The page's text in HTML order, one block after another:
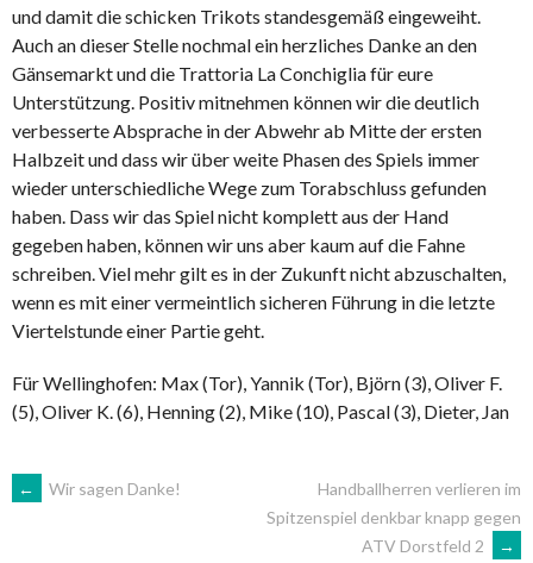
und damit die schicken Trikots standesgemäß eingeweiht.
Auch an dieser Stelle nochmal ein herzliches Danke an den
Gänsemarkt und die Trattoria La Conchiglia für eure
Unterstützung. Positiv mitnehmen können wir die deutlich
verbesserte Absprache in der Abwehr ab Mitte der ersten
Halbzeit und dass wir über weite Phasen des Spiels immer
wieder unterschiedliche Wege zum Torabschluss gefunden
haben. Dass wir das Spiel nicht komplett aus der Hand
gegeben haben, können wir uns aber kaum auf die Fahne
schreiben. Viel mehr gilt es in der Zukunft nicht abzuschalten,
wenn es mit einer vermeintlich sicheren Führung in die letzte
Viertelstunde einer Partie geht.
Für Wellinghofen: Max (Tor), Yannik (Tor), Björn (3), Oliver F.
(5), Oliver K. (6), Henning (2), Mike (10), Pascal (3), Dieter, Jan
ARTIKEL-
← Wir sagen Danke!
Handballherren verlieren im
Spitzenspiel denkbar knapp gegen
ATV Dorstfeld 2
→